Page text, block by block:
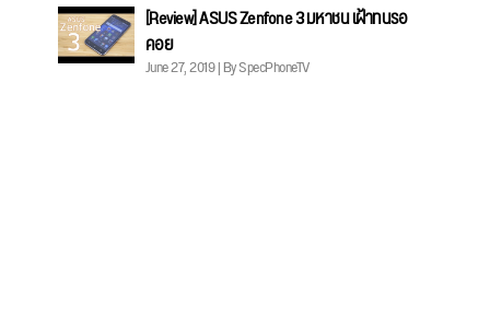
[Review] ASUS Zenfone 3 มหาชน เฝ้าทนรอ
คอย
June 27, 2019 | By SpecPhoneTV